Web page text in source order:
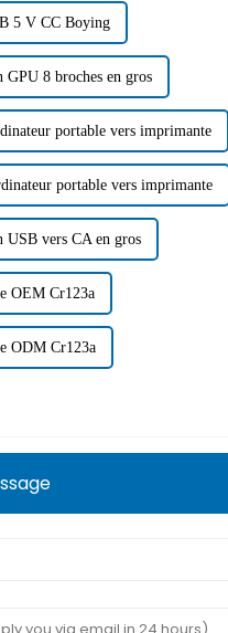
5 V CC Boying
GPU 8 broches en gros
portable vers imprimante
portable vers imprimante
USB vers CA en gros
OEM Cr123a
ODM Cr123a